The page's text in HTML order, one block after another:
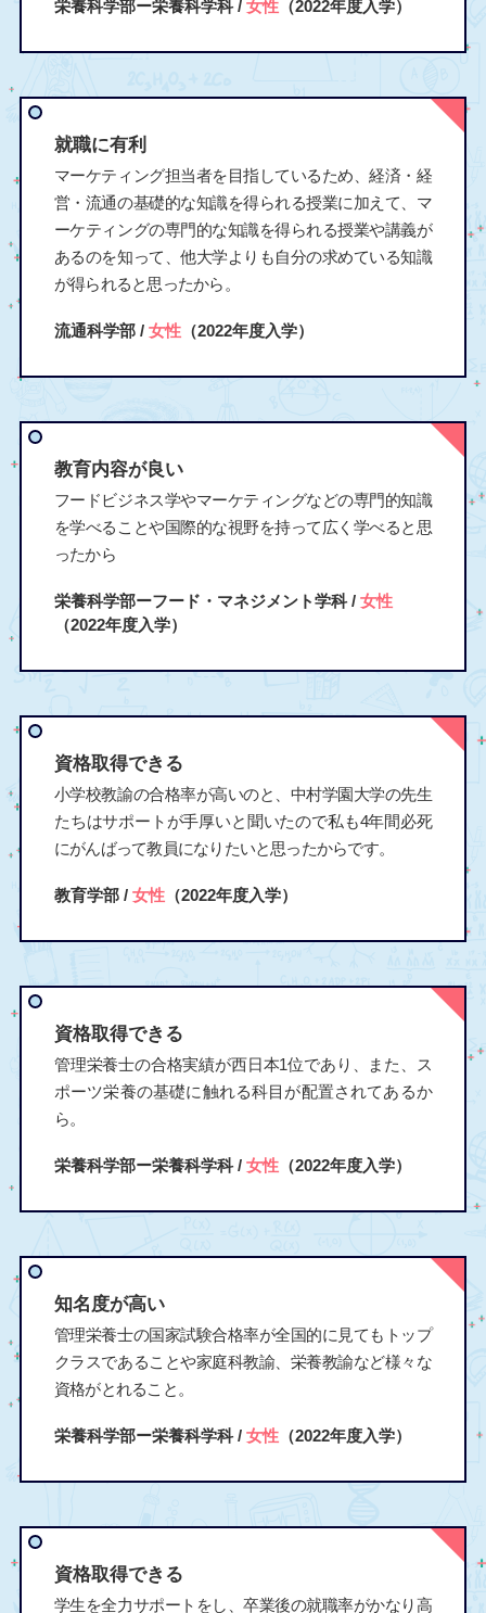
栄養科学部ー栄養科学科 / 女性（2022年度入学）
就職に有利
マーケティング担当者を目指しているため、経済・経
営・流通の基礎的な知識を得られる授業に加えて、マ
ーケティングの専門的な知識を得られる授業や講義が
あるのを知って、他大学よりも自分の求めている知識
が得られると思ったから。
流通科学部 / 女性（2022年度入学）
教育内容が良い
フードビジネス学やマーケティングなどの専門的知識
を学べることや国際的な視野を持って広く学べると思
ったから
栄養科学部ーフード・マネジメント学科 / 女性
（2022年度入学）
資格取得できる
小学校教諭の合格率が高いのと、中村学園大学の先生
たちはサポートが手厚いと聞いたので私も4年間必死
にがんばって教員になりたいと思ったからです。
教育学部 / 女性（2022年度入学）
資格取得できる
管理栄養士の合格実績が西日本1位であり、また、ス
ポーツ栄養の基礎に触れる科目が配置されてあるか
ら。
栄養科学部ー栄養科学科 / 女性（2022年度入学）
知名度が高い
管理栄養士の国家試験合格率が全国的に見てもトップ
クラスであることや家庭科教諭、栄養教諭など様々な
資格がとれること。
栄養科学部ー栄養科学科 / 女性（2022年度入学）
資格取得できる
学生を全力サポートをし、卒業後の就職率がかなり高